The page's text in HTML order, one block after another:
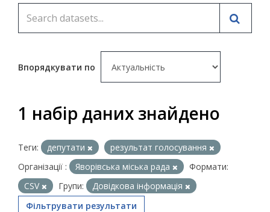
Впорядкувати по
1 набір даних знайдено
Теги: депутати
результат голосування
Організації :
Яворівська міська рада
Формати:
CSV
Групи:
Довідкова інформація
Фільтрувати результати